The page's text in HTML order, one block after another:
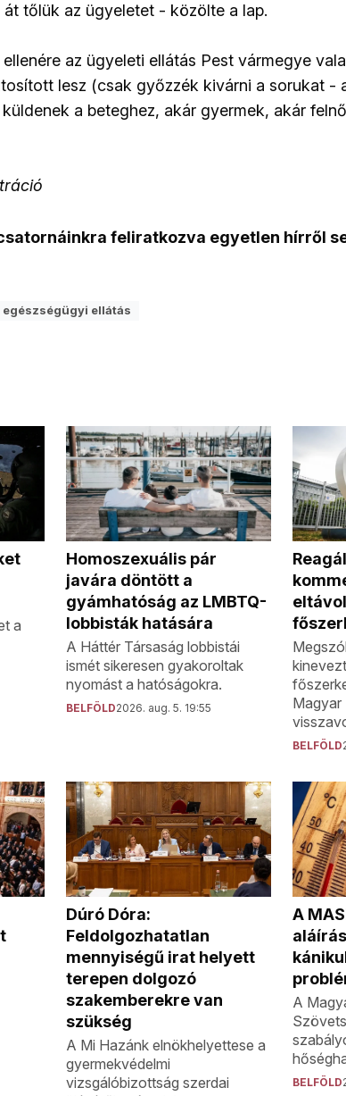
tőlük az ügyeletet - közölte a lap.
az ügyeleti ellátás Pest vármegye
lesz (csak győzzék kivárni a sorukat -
a beteghez, akár gyermek, akár
feliratkozva egyetlen hírről
egészségügyi ellátás
a
Homoszexuális pár
javára döntött a
gyámhatóság az LMBTQ-
lobbisták hatására
A Háttér Társaság lobbistái
ismét sikeresen gyakoroltak
nyomást a hatóságokra.
BELFÖLD2026. aug. 5. 19:55
Magyar
BELFÖLD
Dúró Dóra:
Feldolgozhatatlan
mennyiségű irat helyett
terepen dolgozó
szakemberekre van
szükség
A Mi Hazánk elnökhelyettese a
gyermekvédelmi
vizsgálóbizottság szerdai
A
A
BELFÖLD